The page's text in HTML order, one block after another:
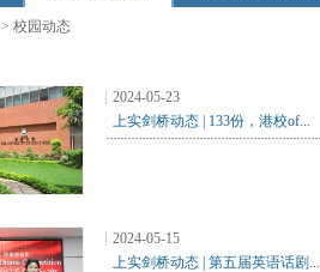
> 校园动态
2024-05-23
上实剑桥动态 | 133份，港校of...
2024-05-15
上实剑桥动态 | 第五届英语话剧...